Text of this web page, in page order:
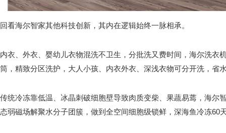
回看海尔智家其他科技创新，其内在逻辑始终一脉相承。
内衣、外衣、婴幼儿衣物混洗不卫生，分批洗又费时间，海尔洗衣
筒，精致分区洗护，大人小孩、内衣外衣、深浅衣物可分开洗，省
传统冷冻靠低温、冰晶刺破细胞壁导致肉质变柴、果蔬易蔫，海尔
态弱磁场解聚水分子团簇，做到全空间细胞级锁鲜，深海鱼冷冻60